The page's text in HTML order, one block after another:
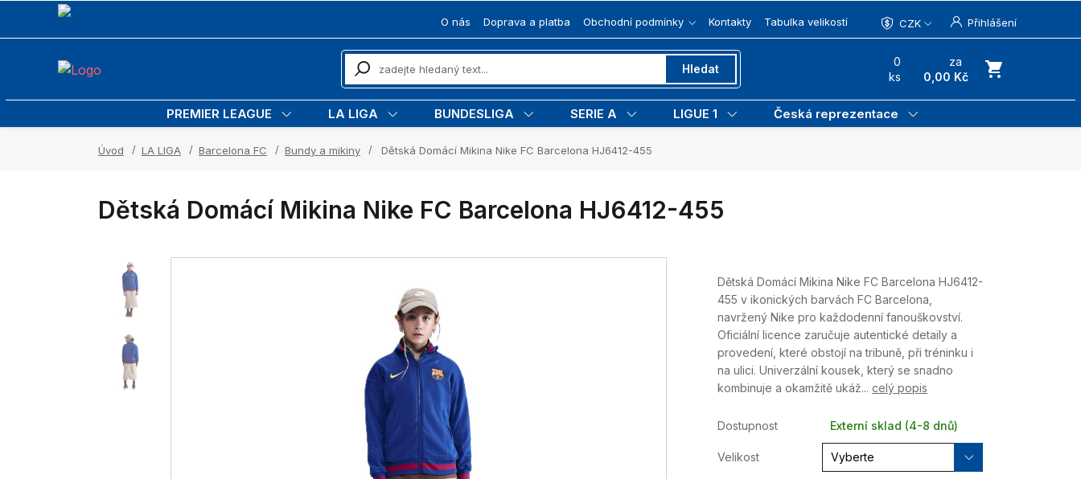
O nás Doprava a platba Obchodní podmínky Kontakty Tabulka velikostí CZK Přihlášení
Hledat
0
ks
za
0,00 Kč
PREMIER LEAGUE LA LIGA BUNDESLIGA SERIE A LIGUE 1 Česká reprezentace
Úvod LA LIGA Barcelona FC Bundy a mikiny Dětská Domácí Mikina Nike FC Barcelona HJ6412-455
Dětská Domácí Mikina Nike FC Barcelona HJ6412-455
Dětská Domácí Mikina Nike FC Barcelona HJ6412-
455 v ikonických barvách FC Barcelona,
navržený Nike pro každodenní fanouškovství.
Oficiální licence zaručuje autentické detaily a
provedení, které obstojí na tribuně, při tréninku i
na ulici. Univerzální kousek, který se snadno
kombinuje a okamžitě ukáž... celý popis
Dostupnost Externí sklad (4-8 dnů)
Velikost